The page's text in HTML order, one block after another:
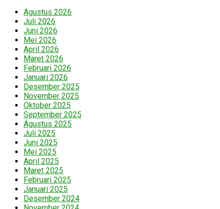
Agustus 2026
Juli 2026
Juni 2026
Mei 2026
April 2026
Maret 2026
Februari 2026
Januari 2026
Desember 2025
November 2025
Oktober 2025
September 2025
Agustus 2025
Juli 2025
Juni 2025
Mei 2025
April 2025
Maret 2025
Februari 2025
Januari 2025
Desember 2024